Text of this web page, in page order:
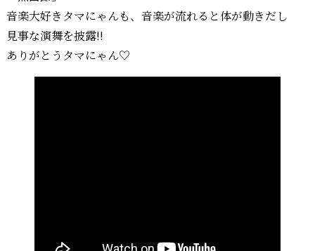
音楽大好きタマにゃんも、音楽が流れると体が動きだし
見事な演舞を披露!!
ありがとうタマにゃん♡